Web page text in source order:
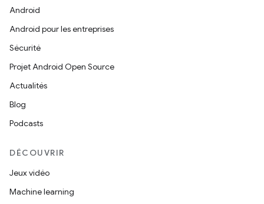
Android
Android pour les entreprises
Sécurité
Projet Android Open Source
Actualités
Blog
Podcasts
DÉCOUVRIR
Jeux vidéo
Machine learning